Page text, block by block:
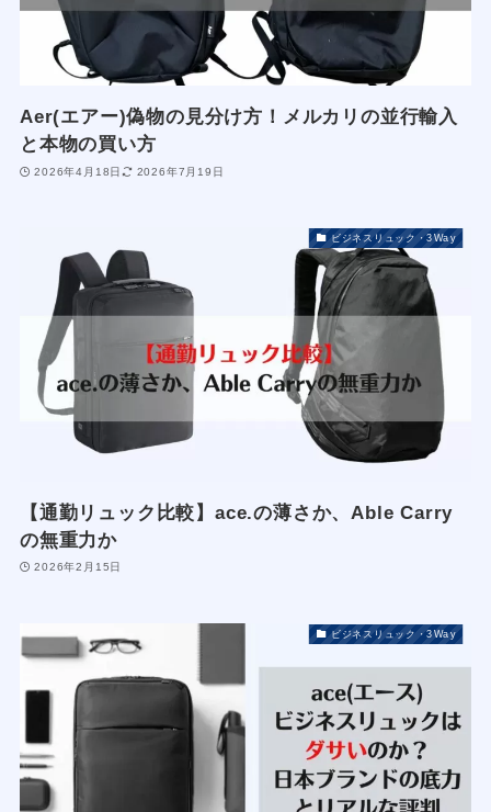
Aer(エアー)偽物の見分け方！メルカリの並行輸入
と本物の買い方
2026年4月18日 2026年7月19日
ビジネスリュック・3Way
【通勤リュック比較】ace.の薄さか、Able Carry
の無重力か
2026年2月15日
ビジネスリュック・3Way